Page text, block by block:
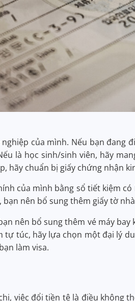
của mình. Nếu bạn đang
là học sinh/sinh viên, hãy
hãy chuẩn bị giấy chứng nhận
của mình bằng sổ tiết kiệm
nên bổ sung thêm giấy tờ
nên bổ sung thêm vé máy
tự túc, hãy lựa chọn một đại lý
làm visa.
việc đổi tiền tệ là điều không